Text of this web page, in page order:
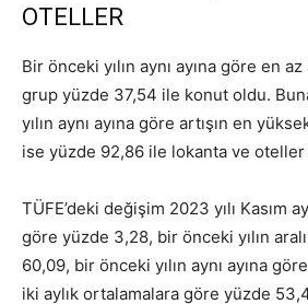
OTELLER
Bir önceki yılın aynı ayına göre en
grup yüzde 37,54 ile konut oldu.
yılın aynı ayına göre artışın en
ise yüzde 92,86 ile lokanta ve oteller
TÜFE’deki değişim 2023 yılı Kasım
göre yüzde 3,28, bir önceki yılın
60,09, bir önceki yılın aynı ayına
iki aylık ortalamalara göre yüzde